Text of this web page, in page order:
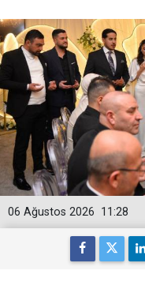
11:28
06 Ağustos 2026